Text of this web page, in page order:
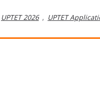
UPTET 2026 , UPTET